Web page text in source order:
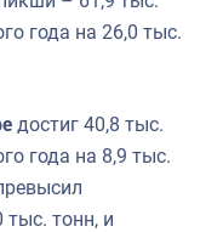
года на 26,0 тыс.
достиг 40,8 тыс.
года на 8,9 тыс.
тыс. тонн, и